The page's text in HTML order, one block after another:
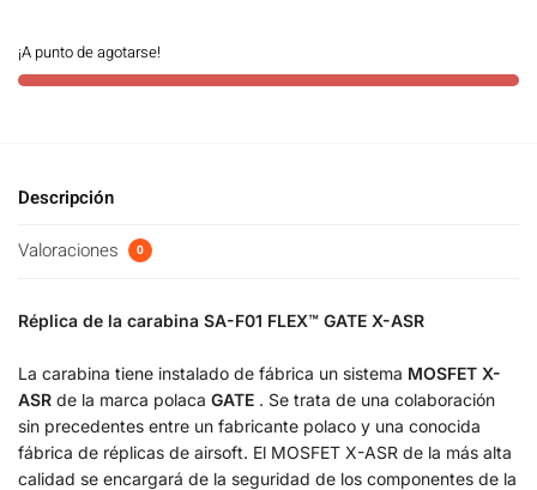
¡A punto de agotarse!
Descripción
Valoraciones 0
Réplica de la carabina SA-F01 FLEX™ GATE X-ASR
La carabina tiene instalado de fábrica un sistema MOSFET X-
ASR de la marca polaca GATE . Se trata de una colaboración
sin precedentes entre un fabricante polaco y una conocida
fábrica de réplicas de airsoft. El MOSFET X-ASR de la más alta
calidad se encargará de la seguridad de los componentes de la